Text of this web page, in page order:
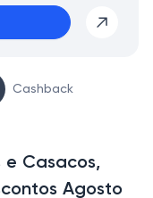
Cashback
e Casacos,
Agosto